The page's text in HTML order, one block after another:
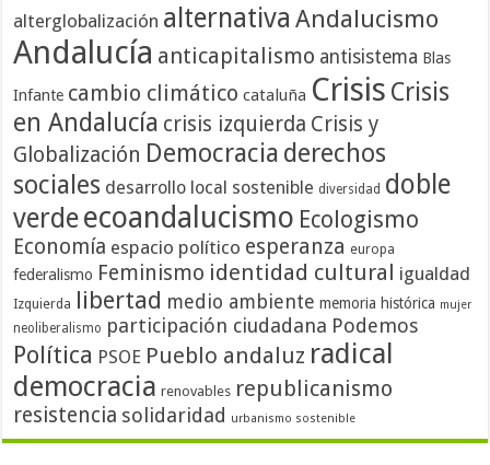
alterglobalización alternativa Andalucismo
Andalucía anticapitalismo antisistema Blas
Infante cambio climático cataluña Crisis Crisis
en Andalucía crisis izquierda Crisis y
Globalización Democracia derechos
sociales desarrollo local sostenible diversidad doble
verdeecoandalucismo Ecologismo
Economía espacio político esperanza europa
federalismo Feminismo identidad cultural igualdad
Izquierda libertad medio ambiente memoria histórica mujer
neoliberalismo participación ciudadana Podemos
Política PSOE Pueblo andaluz radical
democracia renovables republicanismo
resistencia solidaridad urbanismo sostenible